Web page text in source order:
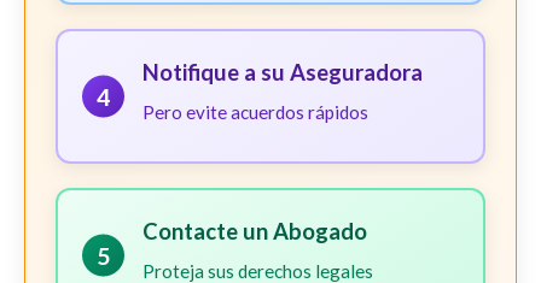
4
Notifique a su Aseguradora
Pero evite acuerdos rápidos
5
Contacte un Abogado
Proteja sus derechos legales